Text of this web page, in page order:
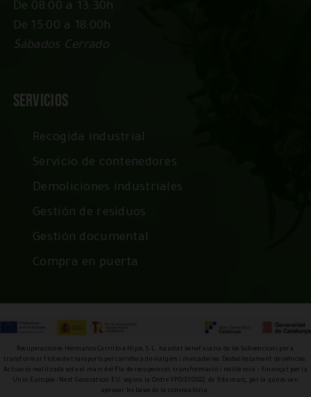
De 08:00 a 13:30h
De 15:00 a 18:00h
Sábados Cerrado
Servicios
Recogida industrial
Servicio de contenedores
Demoliciones industriales
Gestión de residuos
Gestión documental
Compra en puerta
Recuperaciones Hermanos Carrillo e Hijos, S.L. ha estat beneficiaria de les Subvencions per a
transformar flotes de transports per carretera de viatgers i mercaderies: Desballestament de vehicles.
Actuació realitzada sota el marc del Pla de recuperació, transformació i resiliència – finançat per la
Unió Europea- Next Generation EU, segons la Ordre VPD/37/2022, de 9 de març, per la que es van
aprovar les bases de la convocatòria.